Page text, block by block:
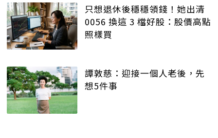
只想退休後穩穩領錢！她出清
0056 換這 3 檔好股：股價高點
照樣買
譚敦慈：迎接一個人老後，先
想5件事